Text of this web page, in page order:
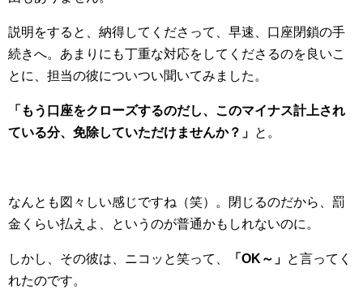
説明をすると、納得してくださって、早速、口座閉鎖の手
続きへ。あまりにも丁重な対応をしてくださるのを良いこ
とに、担当の彼についつい聞いてみました。
「もう口座をクローズするのだし、このマイナス計上され
ている分、免除していただけませんか？」 と。
なんとも図々しい感じですね（笑）。閉じるのだから、罰
金くらい払えよ、というのが普通かもしれないのに。
しかし、その彼は、ニコッと笑って、 「OK～」 と言ってく
れたのです。